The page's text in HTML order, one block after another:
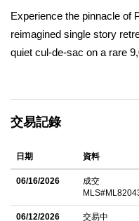
Experience the pinnacle of
reimagined single story
quiet cul-de-sac on a rare
open floor plan features a
three spacious bedrooms
a den or fourth bedroom,
lifestyle. Recent upgrades
water heater, and dual-
交易記錄
日期 資料
06/16/2026
成交
06/12/2026 交易中